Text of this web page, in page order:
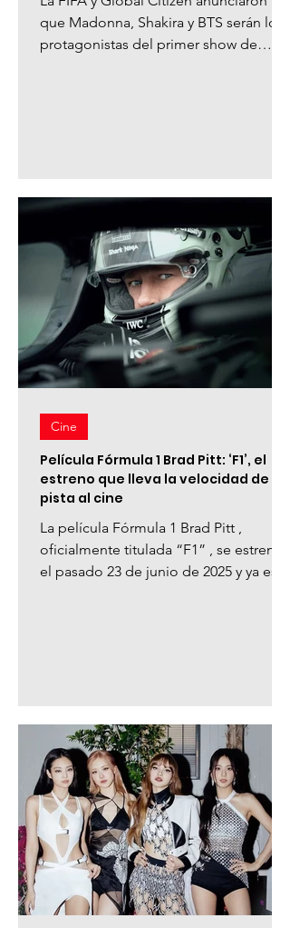
que Madonna, Shakira y BTS serán los
protagonistas del primer show de
de personas alrededor del mundo
Coldplay, dirigirá el primer
espectáculo del descanso de la final
de la Copa Mundia
Película Fórmula 1 Brad Pitt: ‘F1’, el
estreno que lleva la velocidad de la
pista al cine
La película Fórmula 1 Brad Pitt ,
oficialmente titulada “F1” , se estrenó
el pasado 23 de junio de 2025 y ya está
Cine